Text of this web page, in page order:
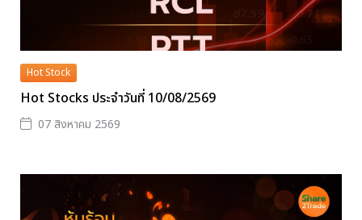
Hot Stock
Hot Stocks ประจำวันที่ 10/08/2569
07 สิงหาคม 2569